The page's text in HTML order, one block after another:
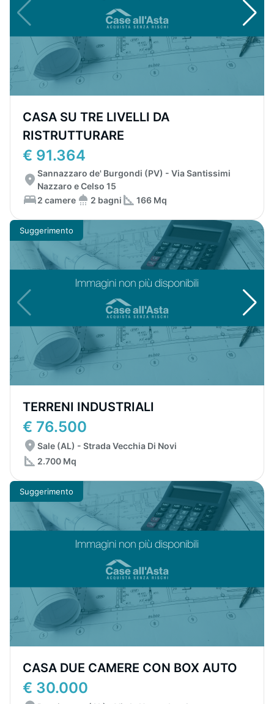
CASA SU TRE LIVELLI DA
RISTRUTTURARE
€ 91.364
Sannazzaro de' Burgondi (PV) - Via Santissimi
Nazzaro e Celso 15
2 camere
2 bagni 166 Mq
Suggerimento
TERRENI INDUSTRIALI
€ 76.500
Sale (AL) - Strada Vecchia Di Novi
2.700 Mq
Suggerimento
CASA DUE CAMERE CON BOX AUTO
€ 30.000